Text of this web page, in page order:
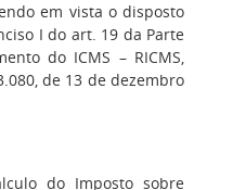
em vista o disposto
I do art. 19 da Parte
do ICMS – RICMS,
de 13 de dezembro
do Imposto sobre